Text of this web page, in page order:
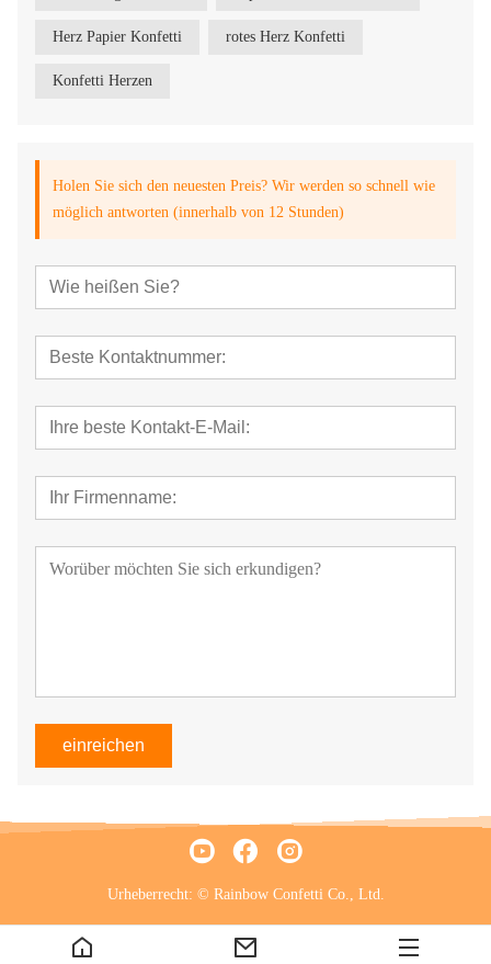
Herz Papier Konfetti rotes Herz Konfetti
Konfetti Herzen
Holen Sie sich den neuesten Preis? Wir werden so schnell wie
möglich antworten (innerhalb von 12 Stunden)
einreichen
Urheberrecht: © Rainbow Confetti Co., Ltd.